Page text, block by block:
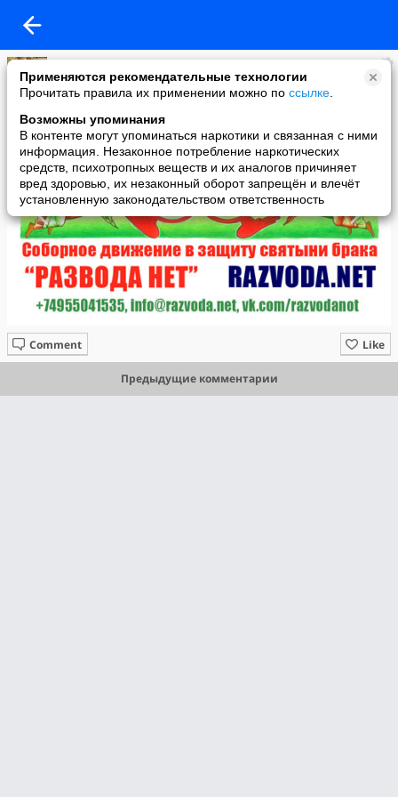
Применяются рекомендательные технологии
Прочитать правила их применении можно по ссылке
Возможны упоминания
В контенте могут упоминаться наркотики и связанная с ними
информация. Незаконное потребление наркотических
средств, психотропных веществ и их аналогов причиняет
вред здоровью, их незаконный оборот запрещён и влечёт
установленную законодательством ответственность
Павел Тимченко
added a photo
26 Aug в 20:46
Like
Comment
Предыдущие комментарии